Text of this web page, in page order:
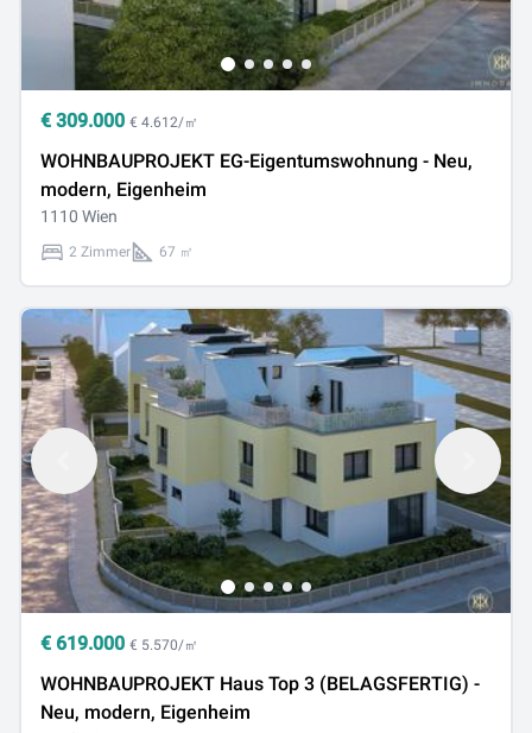
€ 309.000 € 4.612/㎡
WOHNBAUPROJEKT EG-Eigentumswohnung - Neu,
modern, Eigenheim
1110 Wien
2 Zimmer 67 ㎡
€ 619.000 € 5.570/㎡
WOHNBAUPROJEKT Haus Top 3 (BELAGSFERTIG) -
Neu, modern, Eigenheim